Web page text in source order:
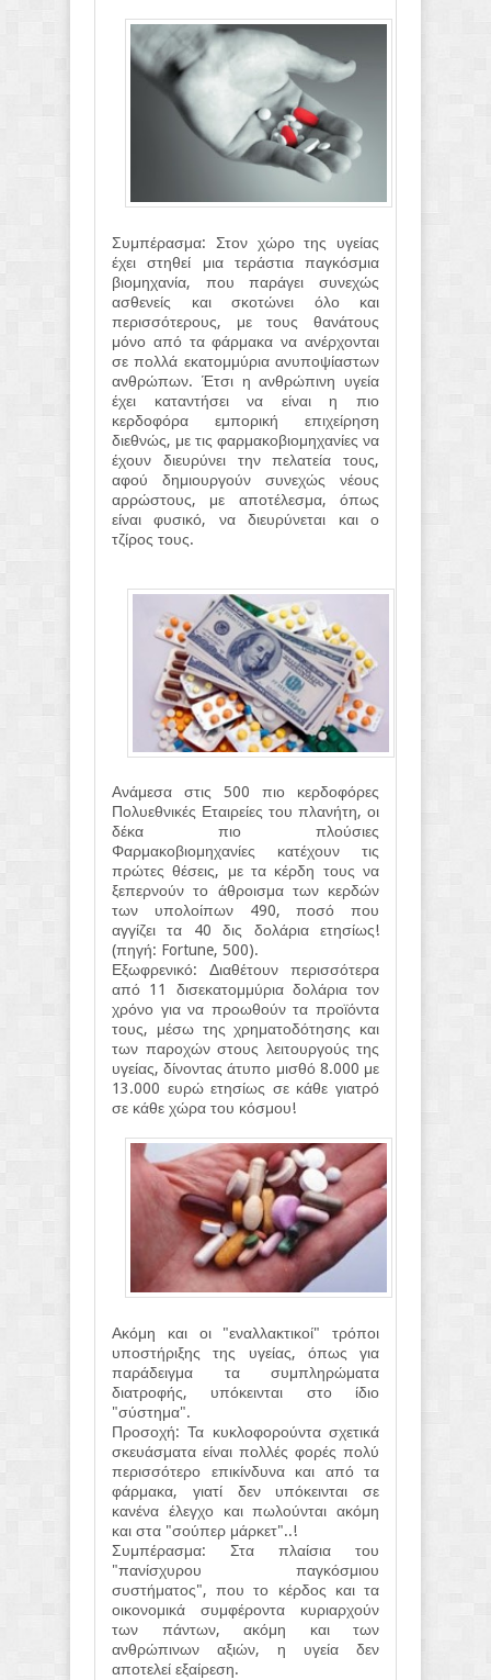
Συμπέρασμα: Στον χώρο της υγείας
έχει στηθεί μια τεράστια παγκόσμια
βιομηχανία, που παράγει συνεχώς
ασθενείς και σκοτώνει όλο και
περισσότερους, με τους θανάτους
μόνο από τα φάρμακα να ανέρχονται
σε πολλά εκατομμύρια ανυποψίαστων
ανθρώπων. Έτσι η ανθρώπινη υγεία
έχει καταντήσει να είναι η πιο
κερδοφόρα εμπορική επιχείρηση
διεθνώς, με τις φαρμακοβιομηχανίες να
έχουν διευρύνει την πελατεία τους,
αφού δημιουργούν συνεχώς νέους
αρρώστους, με αποτέλεσμα, όπως
είναι φυσικό, να διευρύνεται και ο
τζίρος τους.
Ανάμεσα στις 500 πιο κερδοφόρες
Πολυεθνικές Εταιρείες του πλανήτη, οι
δέκα πιο πλούσιες
Φαρμακοβιομηχανίες κατέχουν τις
πρώτες θέσεις, με τα κέρδη τους να
ξεπερνούν το άθροισμα των κερδών
των υπολοίπων 490, ποσό που
αγγίζει τα 40 δις δολάρια ετησίως!
(πηγή: Fortune, 500).
Εξωφρενικό: Διαθέτουν περισσότερα
από 11 δισεκατομμύρια δολάρια τον
χρόνο για να προωθούν τα προϊόντα
τους, μέσω της χρηματοδότησης και
των παροχών στους λειτουργούς της
υγείας, δίνοντας άτυπο μισθό 8.000 με
13.000 ευρώ ετησίως σε κάθε γιατρό
σε κάθε χώρα του κόσμου!
Ακόμη και οι "εναλλακτικοί" τρόποι
υποστήριξης της υγείας, όπως για
παράδειγμα τα συμπληρώματα
διατροφής, υπόκεινται στο ίδιο
"σύστημα".
Προσοχή: Τα κυκλοφορούντα σχετικά
σκευάσματα είναι πολλές φορές πολύ
περισσότερο επικίνδυνα και από τα
φάρμακα, γιατί δεν υπόκεινται σε
κανένα έλεγχο και πωλούνται ακόμη
και στα "σούπερ μάρκετ"..!
Συμπέρασμα: Στα πλαίσια του
"πανίσχυρου παγκόσμιου
συστήματος", που το κέρδος και τα
οικονομικά συμφέροντα κυριαρχούν
των πάντων, ακόμη και των
ανθρώπινων αξιών, η υγεία δεν
αποτελεί εξαίρεση.